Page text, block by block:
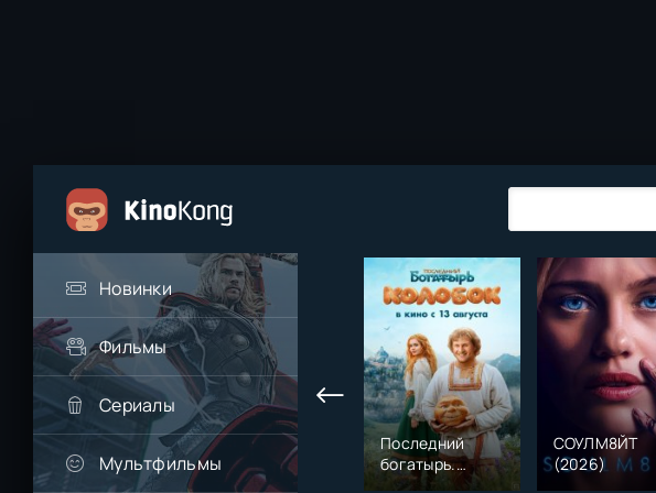
Новинки
Фильмы
Сериалы
Мультфильмы
Последний
богатырь.
Колобок (2026)
СОУЛМ8ЙТ
(2026)